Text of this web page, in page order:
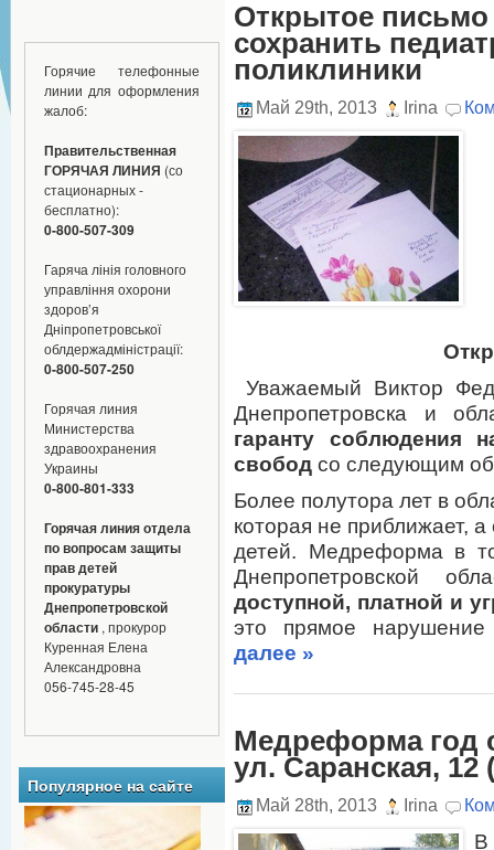
Горячие телефонные
линии для оформления
жалоб:
Правительственная
ГОРЯЧАЯ ЛИНИЯ (со
стационарных -
бесплатно):
0-800-507-309
Гаряча лінія головного
управління охорони
здоров’я
Дніпропетровської
облдержадміністрації:
0-800-507-250
Горячая линия
Министерства
здравоохранения
Украины
0-800-801-333
Горячая линия отдела
по вопросам защиты
прав детей
прокуратуры
Днепропетровской
области, прокурор
Куренная Елена
Александровна
056-745-28-45
Популярное на сайте
Открытое
сохранить
поликлиники
Май 29th, 2013 Irina
Уважаемый Виктор
Днепропетровска и
гаранту соблюдения
свобод со следующим
Более полутора лет в
которая не приближает,
детей. Медреформа в
Днепропетровской
доступной, платной и
это прямое
далее »
Медреформа год
ул. Саранская, 12
Май 28th, 2013 Irina